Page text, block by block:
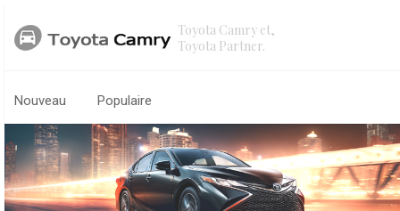
Toyota Camry et,
Toyota Partner.
Nouveau Populaire